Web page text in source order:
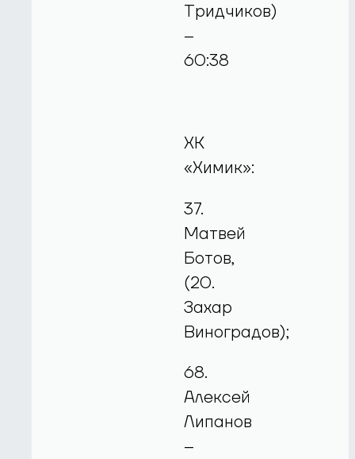
Тридчиков)
–
60:38
ХК
«Химик»:
37.
Матвей
Ботов,
(20.
Захар
Виноградов);
68.
Алексей
Липанов
–